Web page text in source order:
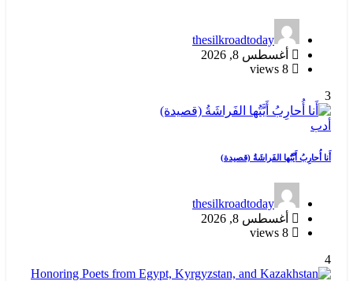
thesilkroadtoday
أغسطس 8, 2026
3
أدب
أَنا أُحارِبُ أَيَّتُها الفَراشَةُ (قصيدة)
thesilkroadtoday
أغسطس 8, 2026
4